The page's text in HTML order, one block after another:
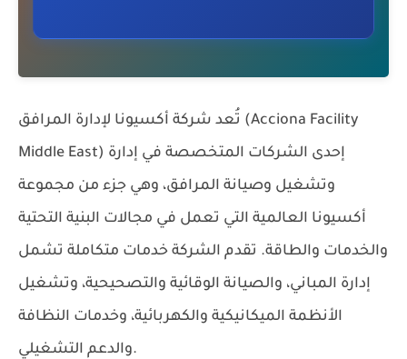
تُعد شركة أكسيونا لإدارة المرافق (Acciona Facility
Middle East)
وتشغيل وصيانة المرافق، وهي جزء من مجموعة
أكسيونا العالمية التي تعمل في مجالات البنية التحتية
والخدمات والطاقة. تقدم الشركة خدمات متكاملة تشمل
إدارة المباني، والصيانة الوقائية والتصحيحية، وتشغيل
الأنظمة الميكانيكية والكهربائية، وخدمات النظافة
والدعم التشغيلي.